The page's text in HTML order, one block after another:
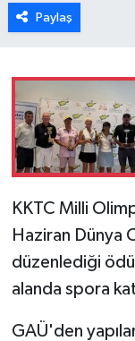
Paylaş
KKTC Milli
Haziran Dünya
düzenlediği
alanda spora
GAÜ'den
İÇ HABERLER
KÜLTÜR
LAPTA
LEFKOŞA
MAGAZİN
Nöbetçi